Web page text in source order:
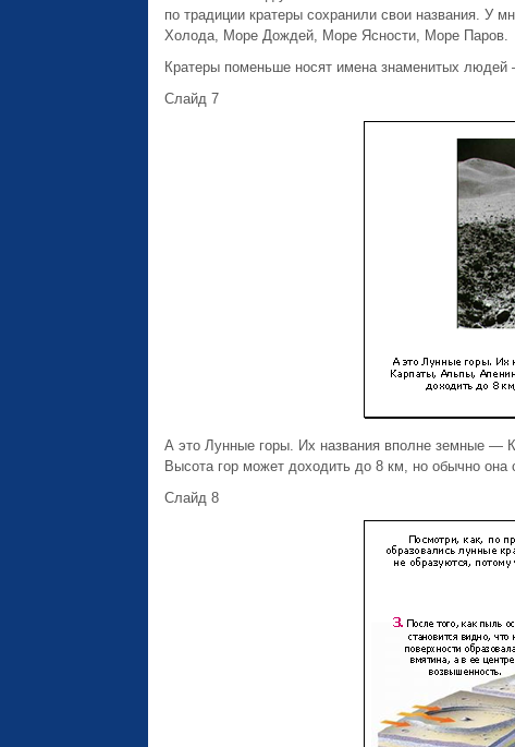
по традиции кратеры сохранили свои названия.
Холода, Море Дождей, Море Ясности, Море Паров.
Кратеры поменьше носят имена знаменитых
Слайд 7
А это Лунные горы. Их названия вполне земные —
Высота гор может доходить до 8 км, но обычно она
Слайд 8